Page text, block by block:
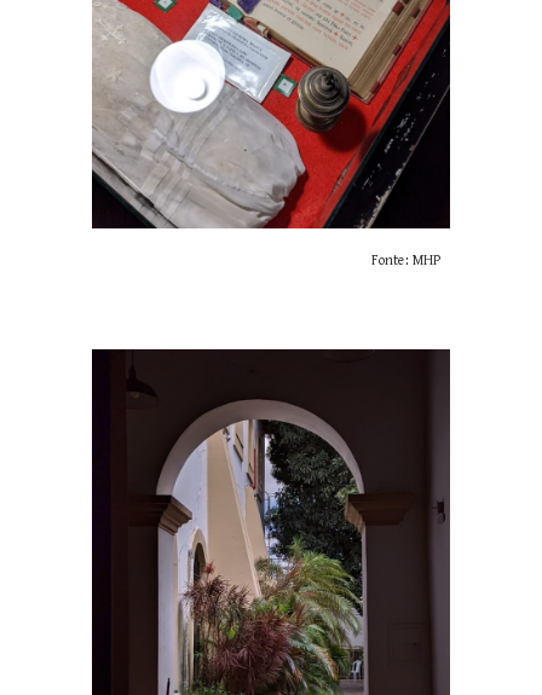
Fonte: MHP